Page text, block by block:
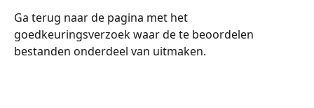
Ga terug naar de pagina met het
goedkeuringsverzoek waar de te beoordelen
bestanden onderdeel van uitmaken.